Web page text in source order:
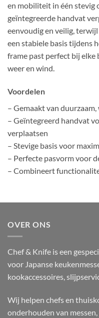
en mobiliteit in één stevig
geïntegreerde handvat
eenvoudig en veilig,
een stabiele basis tijdens
frame past perfect bij elke
weer en wind.
Voordelen
– Gemaakt van
– Geïntegreerd handvat
verplaatsen
– Stevige basis voor
– Perfecte pasvorm voor
– Combineert
OVER ONS
Chef & Knife is een
voor Japanse
kookaccessoires,
Wij helpen chefs en
onderhouden van